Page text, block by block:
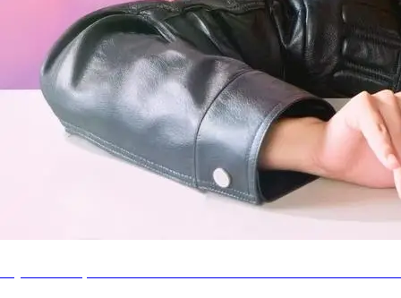
ดูซีรีส์เกาหลี! My Dearest Nemesis บอสตัวร้ายนายยอดรัก
ไทย EP.7 ซับไทย+พากย์ไทย ดูออนไลน์ฟรี HD - ดูซีรีส์เกาหลี!
My Dearest Nemesis บอสตัวร้ายนายยอดรัก ซับไทย EP.7 ซับ
ไทย+พากย์ไทย ดูออนไลน์ฟรี HD